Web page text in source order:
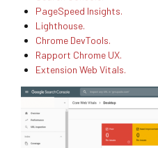
PageSpeed Insights.
Lighthouse.
Chrome DevTools.
Rapport Chrome UX.
Extension Web Vitals.